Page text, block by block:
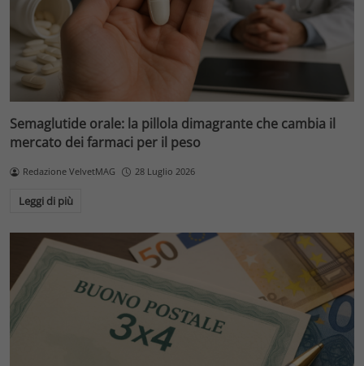
Semaglutide orale: la pillola dimagrante che cambia il
mercato dei farmaci per il peso
Redazione VelvetMAG 28 Luglio 2026
Leggi di più